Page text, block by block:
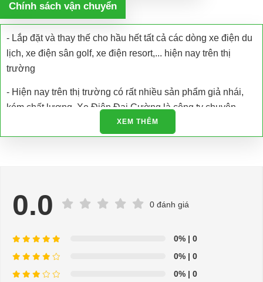
Chính sách vận chuyển
- Lắp đặt và thay thế cho hầu hết tất cả các dòng xe điện du
lịch, xe điện sân golf, xe điện resort,... hiện nay trên thị
trường
- Hiện nay trên thị trường có rất nhiều sản phẩm giả nhái,
kém chất lượng. Xe Điện Đại Cường là công ty chuyên
nhập khẩu các loại xe điện và phụ tùng xe điện trực tiếp tại
nhà máy sản xuất đảm bảo chất lượng và có giấy tờ được
- Hỗ trợ giải đáp các vấn đề liên quan đến xe điện miễn phí
- Chuyên phụ tùng, phụ kiện - thiết bị dành cho xe điện.
- Dịch vụ sửa chữa, thay thế phụ tùng, phụ kiện - thiết bị cho
xe ô tô điện.
XEM THÊM
0.0 0 đánh giá
0% | 0
0% | 0
0% | 0